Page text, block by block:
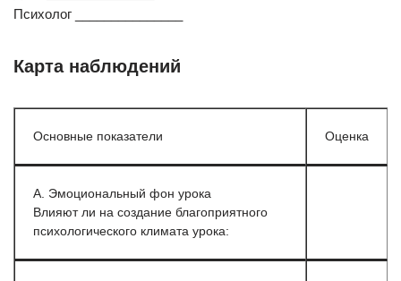
Психолог _______________
Карта наблюдений
Основные показатели Оценка
А. Эмоциональный фон урока
Влияют ли на создание благоприятного
психологического климата урока: